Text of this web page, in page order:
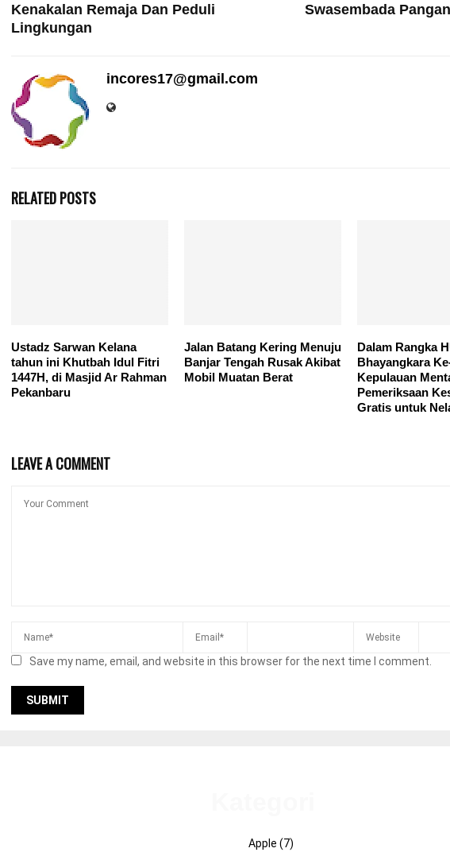
Kenakalan Remaja Dan Peduli
Lingkungan
Swasembada
incores17@gmail.com
RELATED POSTS
Ustadz Sarwan Kelana
tahun ini Khutbah Idul Fitri
1447H, di Masjid Ar Rahman
Pekanbaru
Jalan Batang Kering Menuju
Banjar Tengah Rusak Akibat
Mobil Muatan Berat
Dalam Rangka
Bhayangkara
Kepulauan
Pemeriksaan
Gratis untuk
LEAVE A COMMENT
Save my name, email, and website in this browser for the next time I comment.
Apple (7)